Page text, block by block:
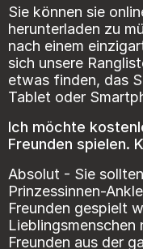
Sie können sie
herunterladen zu
nach einem
sich unsere
etwas finden, das
Tablet oder
Ich möchte
Freunden spielen.
Absolut - Sie
Prinzessinnen-
Freunden gespielt
Lieblingsmenschen
Freunden aus der